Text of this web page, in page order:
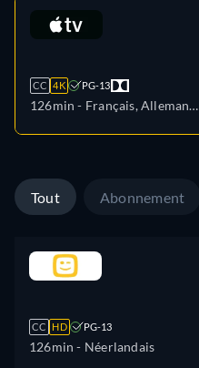
CC 4K PG-13
126min - Français, Allemand,
Tout Abonnement
CC HD PG-13
126min - Néerlandais